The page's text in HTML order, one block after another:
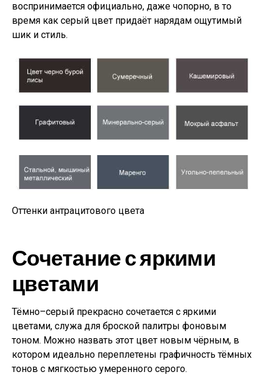
воспринимается официально, даже чопорно, в то
время как серый цвет придаёт нарядам ощутимый
шик и стиль.
Оттенки антрацитового цвета
Сочетание с яркими
цветами
Тёмно–серый прекрасно сочетается с яркими
цветами, служа для броской палитры фоновым
тоном. Можно назвать этот цвет новым чёрным, в
котором идеально переплетены графичность тёмных
тонов с мягкостью умеренного серого.